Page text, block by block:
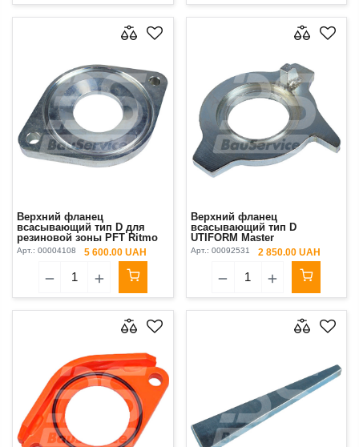
Верхний фланец
всасывающий тип D для
резиновой зоны PFT Ritmo
XL Original
Арт.: 00004108 5 600.00 UAH
Верхний фланец
всасывающий тип D
UTIFORM Master
Арт.: 00092531 2 850.00 UAH